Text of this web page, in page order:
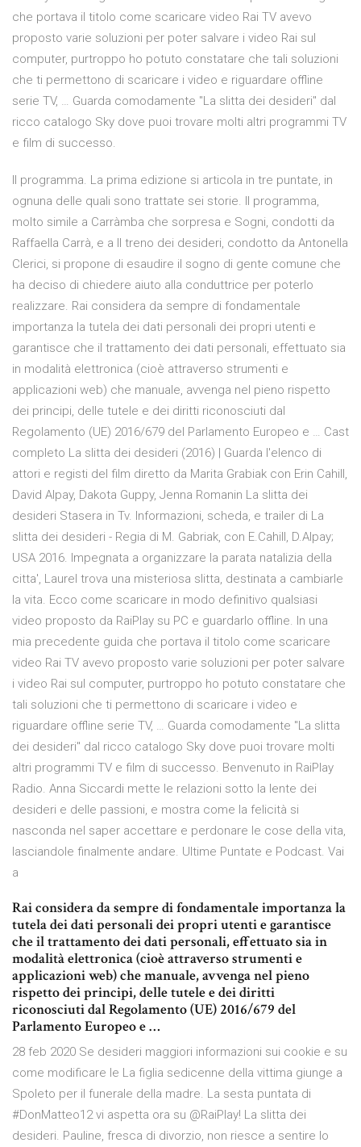
che portava il titolo come scaricare video Rai TV avevo
proposto varie soluzioni per poter salvare i video Rai sul
computer, purtroppo ho potuto constatare che tali soluzioni
che ti permettono di scaricare i video e riguardare offline
serie TV, … Guarda comodamente "La slitta dei desideri" dal
ricco catalogo Sky dove puoi trovare molti altri programmi TV
e film di successo.
Il programma. La prima edizione si articola in tre puntate, in
ognuna delle quali sono trattate sei storie. Il programma,
molto simile a Carràmba che sorpresa e Sogni, condotti da
Raffaella Carrà, e a Il treno dei desideri, condotto da Antonella
Clerici, si propone di esaudire il sogno di gente comune che
ha deciso di chiedere aiuto alla conduttrice per poterlo
realizzare. Rai considera da sempre di fondamentale
importanza la tutela dei dati personali dei propri utenti e
garantisce che il trattamento dei dati personali, effettuato sia
in modalità elettronica (cioè attraverso strumenti e
applicazioni web) che manuale, avvenga nel pieno rispetto
dei principi, delle tutele e dei diritti riconosciuti dal
Regolamento (UE) 2016/679 del Parlamento Europeo e … Cast
completo La slitta dei desideri (2016) | Guarda l'elenco di
attori e registi del film diretto da Marita Grabiak con Erin Cahill,
David Alpay, Dakota Guppy, Jenna Romanin La slitta dei
desideri Stasera in Tv. Informazioni, scheda, e trailer di La
slitta dei desideri - Regia di M. Gabriak, con E.Cahill, D.Alpay;
USA 2016. Impegnata a organizzare la parata natalizia della
citta', Laurel trova una misteriosa slitta, destinata a cambiarle
la vita. Ecco come scaricare in modo definitivo qualsiasi
video proposto da RaiPlay su PC e guardarlo offline. In una
mia precedente guida che portava il titolo come scaricare
video Rai TV avevo proposto varie soluzioni per poter salvare
i video Rai sul computer, purtroppo ho potuto constatare che
tali soluzioni che ti permettono di scaricare i video e
riguardare offline serie TV, … Guarda comodamente "La slitta
dei desideri" dal ricco catalogo Sky dove puoi trovare molti
altri programmi TV e film di successo. Benvenuto in RaiPlay
Radio. Anna Siccardi mette le relazioni sotto la lente dei
desideri e delle passioni, e mostra come la felicità si
nasconda nel saper accettare e perdonare le cose della vita,
lasciandole finalmente andare. Ultime Puntate e Podcast. Vai
a
Rai considera da sempre di fondamentale importanza la
tutela dei dati personali dei propri utenti e garantisce
che il trattamento dei dati personali, effettuato sia in
modalità elettronica (cioè attraverso strumenti e
applicazioni web) che manuale, avvenga nel pieno
rispetto dei principi, delle tutele e dei diritti
riconosciuti dal Regolamento (UE) 2016/679 del
Parlamento Europeo e …
28 feb 2020 Se desideri maggiori informazioni sui cookie e su
come modificare le La figlia sedicenne della vittima giunge a
Spoleto per il funerale della madre. La sesta puntata di
#DonMatteo12 vi aspetta ora su @RaiPlay! La slitta dei
desideri. Pauline, fresca di divorzio, non riesce a sentire lo